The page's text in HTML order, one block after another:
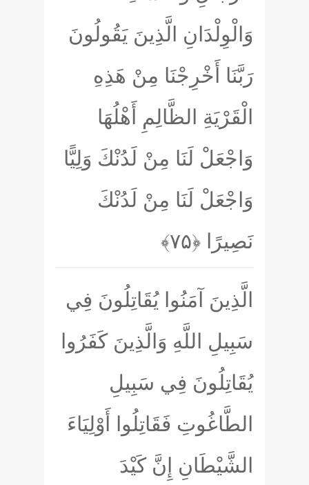
وَالْوِلْدَانِ الَّذِينَ يَقُولُونَ
رَبَّنَا أَخْرِجْنَا مِنْ هَذِهِ
الْقَرْيَةِ الظَّالِمِ أَهْلُهَا
وَاجْعَلْ لَنَا مِنْ لَدُنْكَ وَلِيًّا
وَاجْعَلْ لَنَا مِنْ لَدُنْكَ
نَصِيرًا ﴿۷۵﴾
الَّذِينَ آمَنُوا يُقَاتِلُونَ فِي
سَبِيلِ اللَّهِ وَالَّذِينَ كَفَرُوا
يُقَاتِلُونَ فِي سَبِيلِ
الطَّاغُوتِ فَقَاتِلُوا أَوْلِيَاءَ
الشَّيْطَانِ إِنَّ كَيْدَ